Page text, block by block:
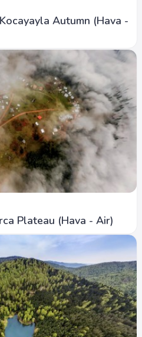
Autumn (Hava -
Plateau (Hava - Air)